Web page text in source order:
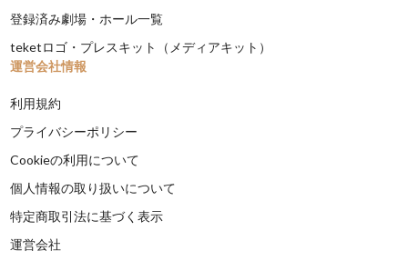
登録済み劇場・ホール一覧
teketロゴ・プレスキット（メディアキット）
運営会社情報
利用規約
プライバシーポリシー
Cookieの利用について
個人情報の取り扱いについて
特定商取引法に基づく表示
運営会社